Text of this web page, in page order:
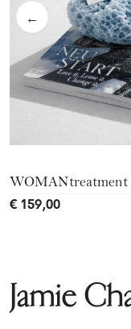
←
WOMANtreatment
€ 159,00
Jamie